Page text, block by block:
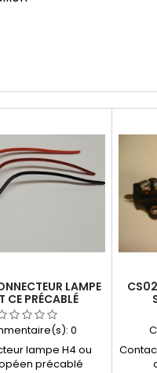
LAMPE
CE PRÉCABLÉ
0
lampe H4 ou
précablé